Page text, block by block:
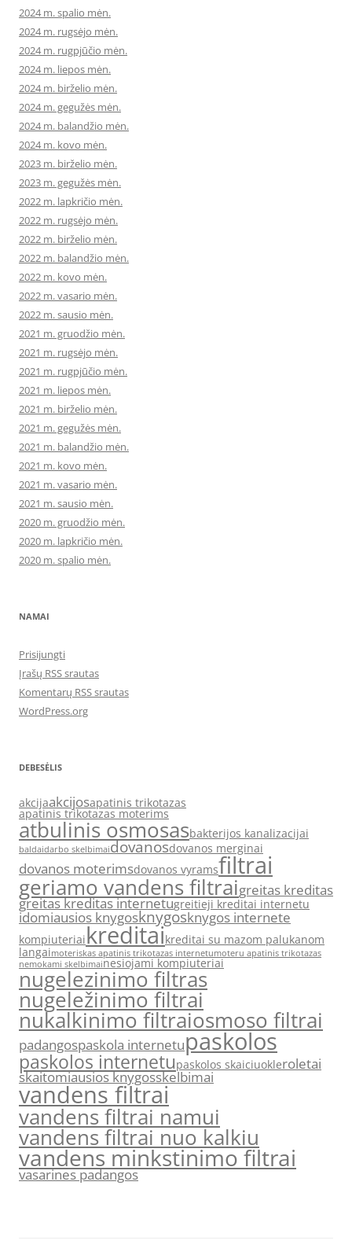
2024 m. spalio mėn.
2024 m. rugsėjo mėn.
2024 m. rugpjūčio mėn.
2024 m. liepos mėn.
2024 m. birželio mėn.
2024 m. gegužės mėn.
2024 m. balandžio mėn.
2024 m. kovo mėn.
2023 m. birželio mėn.
2023 m. gegužės mėn.
2022 m. lapkričio mėn.
2022 m. rugsėjo mėn.
2022 m. birželio mėn.
2022 m. balandžio mėn.
2022 m. kovo mėn.
2022 m. vasario mėn.
2022 m. sausio mėn.
2021 m. gruodžio mėn.
2021 m. rugsėjo mėn.
2021 m. rugpjūčio mėn.
2021 m. liepos mėn.
2021 m. birželio mėn.
2021 m. gegužės mėn.
2021 m. balandžio mėn.
2021 m. kovo mėn.
2021 m. vasario mėn.
2021 m. sausio mėn.
2020 m. gruodžio mėn.
2020 m. lapkričio mėn.
2020 m. spalio mėn.
NAMAI
Prisijungti
Įrašų RSS srautas
Komentarų RSS srautas
WordPress.org
DEBESĖLIS
akcijaakcijosapatinis trikotazas
apatinis trikotazas moterims
atbulinis osmosasbakterijos kanalizacijai
baldaidarbo skelbimaidovanosdovanos merginai
dovanos moterimsdovanos vyramsfiltrai
geriamo vandens filtraigreitas kreditas
greitas kreditas internetugreitieji kreditai internetu
idomiausios knygosknygosknygos internete
kompiuteriaikreditaikreditai su mazom palukanom
langaimoteriskas apatinis trikotazas internetumoteru apatinis trikotazas
nemokami skelbimainesiojami kompiuteriai
nugelezinimo filtras
nugeležinimo filtrai
nukalkinimo filtraiosmoso filtrai
padangospaskola internetupaskolos
paskolos internetupaskolos skaiciuokleroletai
skaitomiausios knygosskelbimai
vandens filtrai
vandens filtrai namui
vandens filtrai nuo kalkiu
vandens minkstinimo filtrai
vasarines padangos